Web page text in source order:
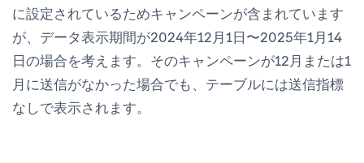
に設定されているためキャンペーンが含まれています
が、 データ表示期間が2024年12月1日〜2025年1月14
日の場合を考えます。そのキャンペーンが12月または1
月に送信がなかった場合でも、テーブルには送信指標
なしで表示されます。